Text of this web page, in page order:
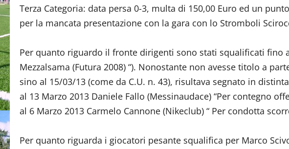
Terza Categoria: data persa 0-3, multa di 150,00 Euro ed un
per la mancata presentazione con la gara con lo Stromboli
Per quanto riguardo il fronte dirigenti sono stati squalificati fino
Mezzalsama (Futura 2008) “). Nonostante non avesse titolo a
sino al 15/03/13 (come da C.U. n. 43), risultava segnato in
al 13 Marzo 2013 Daniele Fallo (Messinaudace) “Per contegno
al 6 Marzo 2013 Carmelo Cannone (Nikeclub) “ Per condotta
Per quanto riguarda i giocatori pesante squalifica per Marco